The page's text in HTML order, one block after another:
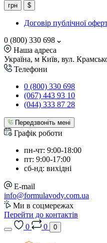
грн $
Договір публічної
0 (800) 330 698
Наша адреса
Україна, м Київ, вул.
Телефони
0 (800) 330 698
(067) 443 93 10
(044) 333 87 28
Передзвоніть мені
Графік роботи
пн-чт: 9:00-18:00
пт: 9:00-17:00
сб-нд: вихідні
E-mail
info@formulavody.com.ua
Ми в соцмережах
Перейти до контактів
0
0 0